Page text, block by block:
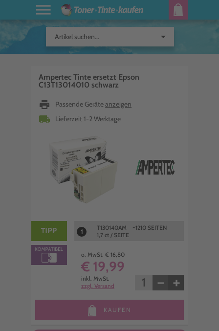
Artikel suchen... arrow_drop_down
Ampertec Tinte ersetzt Epson
C13T13014010 schwarz
print Passende Geräteanzeigen
local_shipping Lieferzeit 1-2 Werktage
1
T130140AM ~1210 SEITEN
1,7 ct / SEITE
o. MwSt. € 16,80
€ 19,99
inkl. MwSt.
zzgl. Versand
− +
KAUFEN